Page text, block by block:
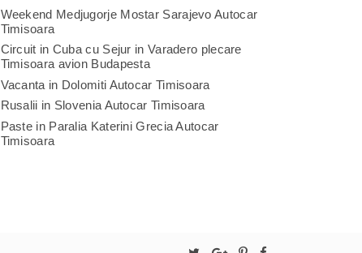
Weekend Medjugorje Mostar Sarajevo Autocar
Timisoara
Circuit in Cuba cu Sejur in Varadero plecare
Timisoara avion Budapesta
Vacanta in Dolomiti Autocar Timisoara
Rusalii in Slovenia Autocar Timisoara
Paste in Paralia Katerini Grecia Autocar
Timisoara